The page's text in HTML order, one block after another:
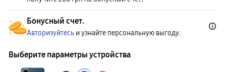
Бонусный счет.
Авторизуйтесь и узнайте персональную выгоду.
Выберите параметры устройства